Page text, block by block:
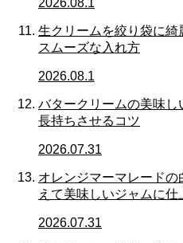
2026.08.1
生クリームを絞り袋に
スムーズな入れ方
2026.08.1
バタークリームの美味
長持ちさせるコツ
2026.07.31
オレンジマーマレード
えて美味しいジャムに仕
2026.07.31